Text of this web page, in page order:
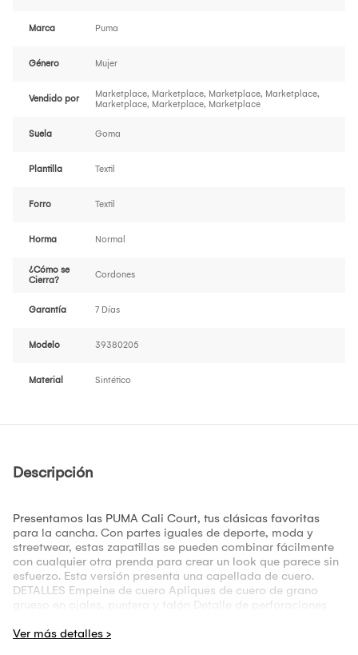
Marca Puma
Género Mujer
Vendido por
Marketplace, Marketplace, Marketplace, Marketplace,
Marketplace, Marketplace, Marketplace
Suela Goma
Plantilla Textil
Forro Textil
Horma Normal
¿Cómo se
Cierra?
Cordones
Garantía 7 Días
Modelo 39380205
Material Sintético
Descripción
Presentamos las PUMA Cali Court, tus clásicas favoritas
para la cancha. Con partes iguales de deporte, moda y
streetwear, estas zapatillas se pueden combinar fácilmente
con cualquier otra prenda para crear un look que parece sin
esfuerzo. Esta versión presenta una capellada de cuero.
DETALLES Empeine de cuero Apliques de cuero de grano
grueso en ojales, puntera y talón Detalle de perforaciones